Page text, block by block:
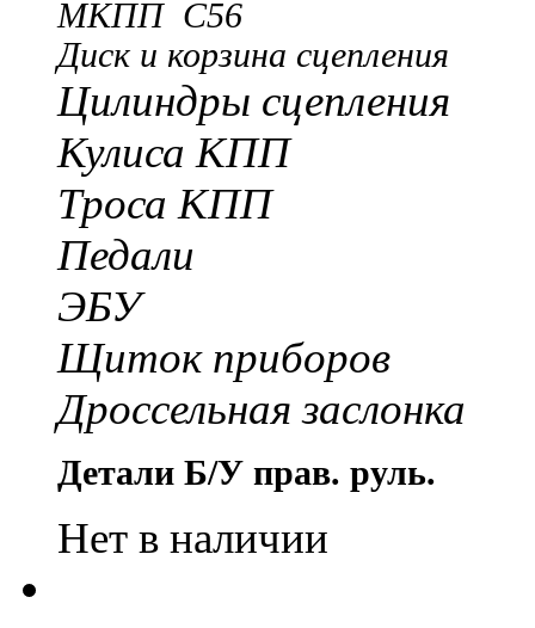
МКПП C56
Диск и корзина сцепления
Цилиндры сцепления
Кулиса КПП
Троса КПП
Педали
ЭБУ
Щиток приборов
Дроссельная заслонка
Детали Б/У прав. руль.
Нет в наличии